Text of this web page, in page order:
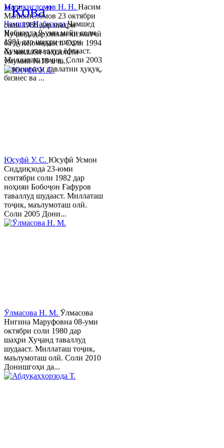
Ҷамшед НабизодаҶамшед
Набизода 9-уми майи соли
1981 дар шаҳри шаҳри
Хуҷанд таваллуд ёфтааст.
Миллаташ тоҷик. Соли 2003
Донишгоҳи давлатии ҳуқуқ,
бизнес ва ...
Маликисломов Н. Н. Насим
Маликисломов 23 октябри
соли 1986 дар шаҳри
Хуҷанд, дар оилаи хизматчӣ
ба дунё омадааст. Соли 1994
ба мактаби таҳсилоти
умумии №18-и ш...
Юсуфӣ У. C. Юсуфӣ Усмон
Сиддиқзода 23-юми
сентябри соли 1982 дар
ноҳияи Бобоҷон Ғафуров
таваллуд шудааст. Миллаташ
тоҷик, маълумоташ олӣ.
Соли 2005 Дони...
Ӯлмасова Н. М. Ӯлмасова
Нигина Маруфовна 08-уми
октябри соли 1980 дар
шаҳри Хуҷанд таваллуд
шудааст. Миллаташ тоҷик,
маълумоташ олӣ. Соли 2010
Донишгоҳи да...
"Кова"